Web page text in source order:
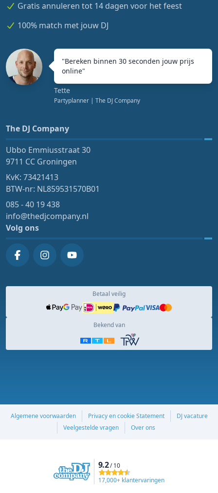
Gratis annuleren tot 14 dagen voor het feest
100% match met jouw DJ
"Bereken binnen 30 seconden jouw prijs
online"
Tette
Partyplanner | The DJ Company
The DJ Company
Ubbo Emmiusstraat 30
9711 CC Groningen
KvK: 73421413
BTW-nr: NL859531570B01
085 - 40 19 438
info@thedjcompany.nl
Volg ons
Betaal veilig
Bekend van
Algemene voorwaarden Privacy en cookie Statement
DJ vacature
Veelgestelde vragen
Over ons
9.2/ 10
17,000+ klantervaringen